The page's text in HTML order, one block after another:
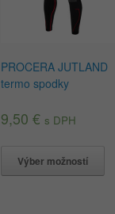
PROCERA JUTLAND
termo spodky
9,50€ s DPH
Výber možností